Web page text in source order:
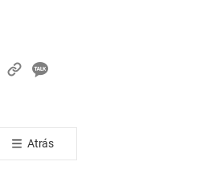
카
톡
공
Atrás